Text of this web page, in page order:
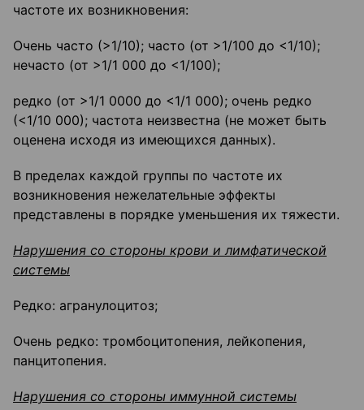
частоте их возникновения:
Очень часто (>1/10); часто (от >1/100 до <1/10);
нечасто (от >1/1 000 до <1/100);
редко (от >1/1 0000 до <1/1 000); очень редко
(<1/10 000); частота неизвестна (не может быть
оценена исходя из имеющихся данных).
В пределах каждой группы по частоте их
возникновения нежелательные эффекты
представлены в порядке уменьшения их тяжести.
Нарушения со стороны крови и лимфатической
системы
Редко: агранулоцитоз;
Очень редко: тромбоцитопения, лейкопения,
панцитопения.
Нарушения со стороны иммунной системы